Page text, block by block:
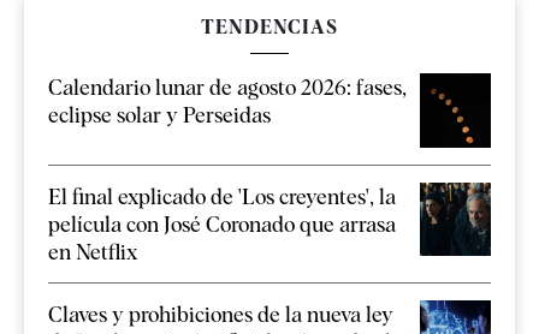
TENDENCIAS
Calendario lunar de agosto 2026: fases,
eclipse solar y Perseidas
El final explicado de 'Los creyentes', la
película con José Coronado que arrasa
en Netflix
Claves y prohibiciones de la nueva ley